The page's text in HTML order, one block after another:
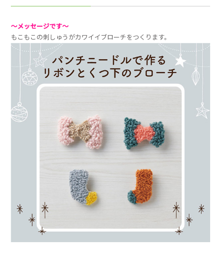
～メッセージです～
もこもこの刺しゅうがカワイイブローチをつくります。